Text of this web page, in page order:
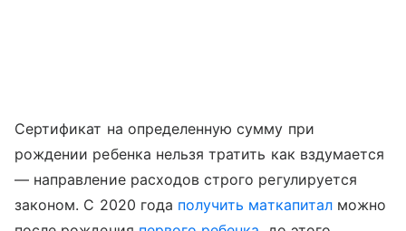
Сертификат на определенную сумму при
рождении ребенка нельзя тратить как вздумается
— направление расходов строго регулируется
законом. С 2020 года получить маткапиталможно